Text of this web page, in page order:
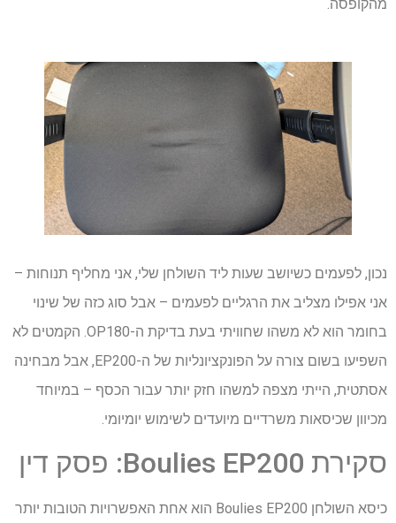
מהקופסה.
נכון, לפעמים כשיושב שעות ליד השולחן שלי, אני מחליף תנוחות –
אני אפילו מצליב את הרגליים לפעמים – אבל סוג כזה של שינוי
בחומר הוא לא משהו שחוויתי בעת בדיקת ה-OP180. הקמטים לא
השפיעו בשום צורה על הפונקציונליות של ה-EP200, אבל מבחינה
אסתטית, הייתי מצפה למשהו חזק יותר עבור הכסף – במיוחד
מכיוון שכיסאות משרדיים מיועדים לשימוש יומיומי.
סקירת Boulies EP200: פסק דין
כיסא השולחן Boulies EP200 הוא אחת האפשרויות הטובות יותר